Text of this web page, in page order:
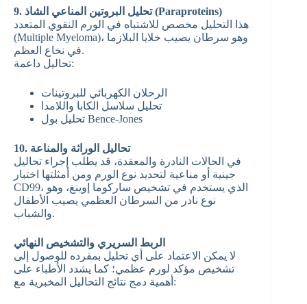
9. تحليل البروتين المناعي الشاذ (Paraproteins)
هذا التحليل مخصص للاشتباه في الورم النقوي المتعدد
(Multiple Myeloma)، وهو سرطان يصيب خلايا البلازما
في نخاع العظم.
تحاليل داعمة:
الرحلان الكهربائي للبروتينات
تحليل سلاسل الكابا واللامدا
تحليل بول Bence-Jones
10. تحاليل الوراثة والمناعة
في الحالات النادرة والمعقدة، قد يطلب إجراء تحاليل
جينية أو مناعية لتحديد نوع الورم ومن أمثلتها اختبار
CD99، الذي يستخدم في تشخيص ساركوما إوينغ، وهو
نوع نادر من السرطان العظمي يصيب الأطفال
والشباب.
الربط السريري والتشخيص النهائي
لا يمكن الاعتماد على أي تحليل بمفرده للوصول إلى
تشخيص مؤكد لورم عظمي؛ كما يشدد الأطباء على
أهمية دمج نتائج التحاليل المخبرية مع: